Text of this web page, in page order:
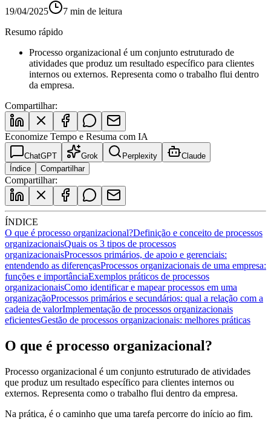
19/04/2025
7 min de leitura
Resumo rápido
Processo organizacional é um conjunto estruturado de
atividades que produz um resultado específico para clientes
internos ou externos. Representa como o trabalho flui dentro
da empresa.
Compartilhar:
Economize Tempo e Resuma com IA
ChatGPT Grok Perplexity
Claude
Índice
Compartilhar
Compartilhar:
ÍNDICE
O que é processo organizacional?Definição e conceito de processos
organizacionaisQuais os 3 tipos de processos
organizacionaisProcessos primários, de apoio e gerenciais:
entendendo as diferençasProcessos organizacionais de uma empresa:
funções e importânciaExemplos práticos de processos
organizacionaisComo identificar e mapear processos em uma
organizaçãoProcessos primários e secundários: qual a relação com a
cadeia de valorImplementação de processos organizacionais
eficientesGestão de processos organizacionais: melhores práticas
O que é processo organizacional?
Processo organizacional é um conjunto estruturado de atividades
que produz um resultado específico para clientes internos ou
externos. Representa como o trabalho flui dentro da empresa.
Na prática, é o caminho que uma tarefa percorre do início ao fim.